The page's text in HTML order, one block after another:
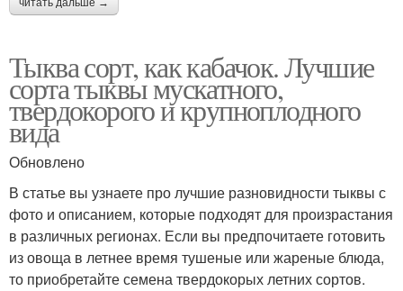
читать дальше →
Тыква сорт, как кабачок. Лучшие
сорта тыквы мускатного,
твердокорого и крупноплодного
вида
Обновлено
В статье вы узнаете про лучшие разновидности тыквы с
фото и описанием, которые подходят для произрастания
в различных регионах. Если вы предпочитаете готовить
из овоща в летнее время тушеные или жареные блюда,
то приобретайте семена твердокорых летних сортов.